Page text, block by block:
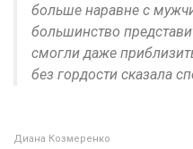
больше наравне с
большинство
смогли даже
без гордости сказала
Диана Козмеренко